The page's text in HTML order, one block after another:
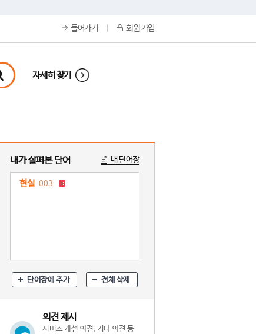
들어가기 회원 가입
자세히 찾기
내가 살펴본 단어 내 단어장
현실 003
단어장에 추가 전체 삭제
의견 제시
서비스 개선 의견, 기타 의견 등